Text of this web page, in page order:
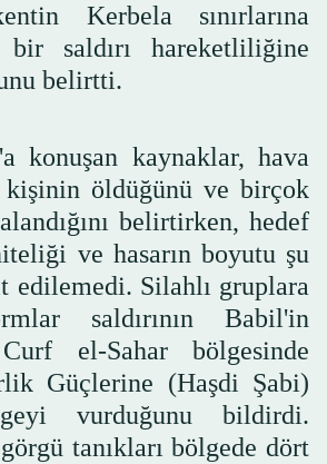
Kerbela sınırlarına
saldırı hareketliliğine
belirtti.
konuşan kaynaklar, hava
kişinin öldüğünü ve birçok
belirtirken, hedef
ve hasarın boyutu şu
edilemedi. Silahlı gruplara
saldırının Babil'in
el-Sahar bölgesinde
Güçlerine (Haşdi Şabi)
vurduğunu bildirdi.
tanıkları bölgede dört